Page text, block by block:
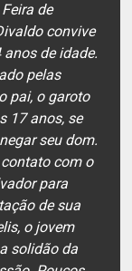
de
convive
de idade.
pelas
pai, o garoto
17 anos, se
seu dom.
com o
para
de sua
o jovem
solidão da